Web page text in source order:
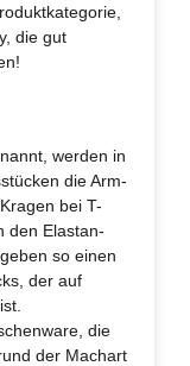
die gut
werden in
die Arm-
bei T-
den Elastan-
so einen
der auf
die
der Machart